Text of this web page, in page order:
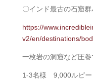
〇インド最古の石窟群
https://
v2/en/destinations/
一枚岩の洞窟など圧巻
1-3名様 9,000ルピー